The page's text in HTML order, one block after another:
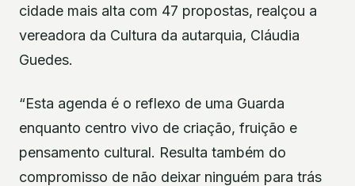
cidade mais alta com 47 propostas, realçou a
vereadora da Cultura da autarquia, Cláudia
Guedes.
“Esta agenda é o reflexo de uma Guarda
enquanto centro vivo de criação, fruição e
pensamento cultural. Resulta também do
compromisso de não deixar ninguém para trás